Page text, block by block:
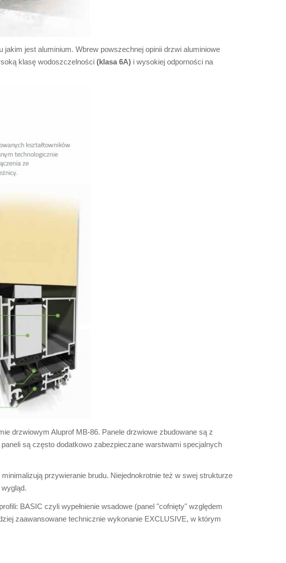
jakim jest aluminium. Wbrew powszechnej opinii drzwi aluminiowe
klasę wodoszczelności (klasa 6A) i wysokiej odporności na
drzwiowym Aluprof MB-86. Panele drzwiowe zbudowane są z
są często dodatkowo zabezpieczane warstwami specjalnych
przywieranie brudu. Niejednokrotnie też w swej strukturze
BASIC czyli wypełnienie wsadowe (panel "cofnięty" względem
zaawansowane technicznie wykonanie EXCLUSIVE, w którym